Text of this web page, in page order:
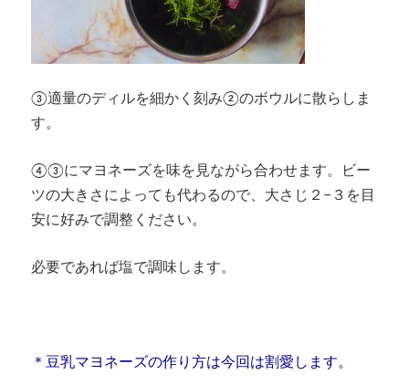
③適量のディルを細かく刻み②のボウルに散らしま
す。
④③にマヨネーズを味を見ながら合わせます。ビー
ツの大きさによっても代わるので、大さじ２−３を目
安に好みで調整ください。
必要であれば塩で調味します。
＊豆乳マヨネーズの作り方は今回は割愛します。